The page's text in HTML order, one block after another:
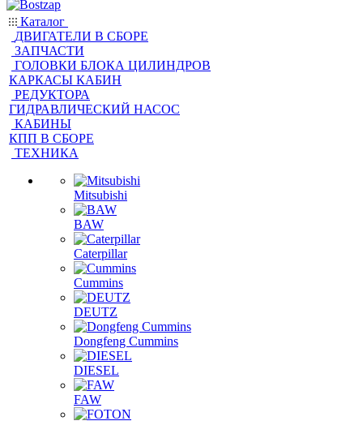
Каталог
ДВИГАТЕЛИ В СБОРЕ
ЗАПЧАСТИ
ГОЛОВКИ БЛОКА ЦИЛИНДРОВ
КАРКАСЫ КАБИН
РЕДУКТОРА
ГИДРАВЛИЧЕСКИЙ НАСОС
КАБИНЫ
КПП В СБОРЕ
ТЕХНИКА
Mitsubishi
BAW
Caterpillar
Cummins
DEUTZ
Dongfeng Cummins
DIESEL
FAW